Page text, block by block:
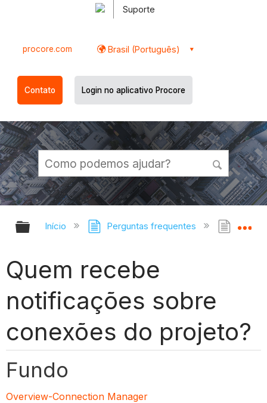
Suporte
procore.com Brasil (Português)
Contato Login no aplicativo Procore
Expandir/recolher hierarquia
Início Perguntas frequentes
Quem recebe
notificações sobre
conexões do projeto?
Fundo
Overview-Connection Manager